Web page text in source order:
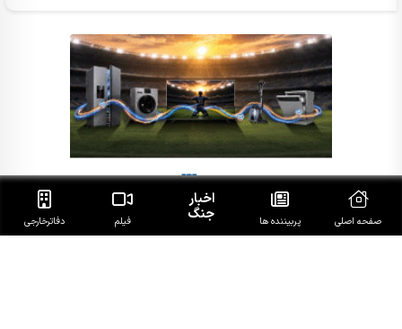
صفحه اصلی پربیننده ها
اخبار
جنگ فیلم دفاتر‌خارجی